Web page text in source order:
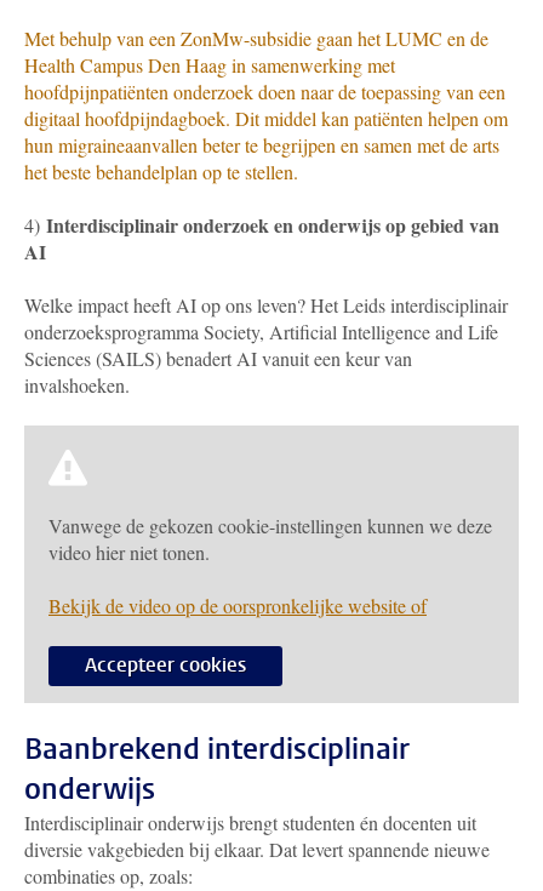
Met behulp van een ZonMw-subsidie gaan het LUMC en de
Health Campus Den Haag in samenwerking met
hoofdpijnpatiënten onderzoek doen naar de toepassing van een
digitaal hoofdpijndagboek. Dit middel kan patiënten helpen om
hun migraineaanvallen beter te begrijpen en samen met de arts
het beste behandelplan op te stellen.
4) Interdisciplinair onderzoek en onderwijs op gebied van
AI
Welke impact heeft AI op ons leven? Het Leids interdisciplinair
onderzoeksprogramma Society, Artificial Intelligence and Life
Sciences (SAILS) benadert AI vanuit een keur van
invalshoeken.
Vanwege de gekozen cookie-instellingen kunnen we deze
video hier niet tonen.
Bekijk de video op de oorspronkelijke website of
Accepteer cookies
Baanbrekend interdisciplinair
onderwijs
Interdisciplinair onderwijs brengt studenten én docenten uit
diversie vakgebieden bij elkaar. Dat levert spannende nieuwe
combinaties op, zoals: